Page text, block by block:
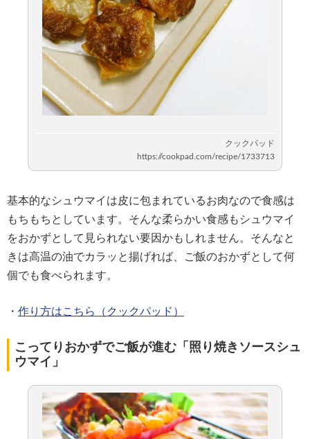
基本的なシュウマイは皮に包まれているお肉なので食感は
もちもちとしています。そんな柔らかい食感もシュウマイ
をおかずとして見られない要因かもしれません。そんなと
きは高温の油でカラッと揚げれば、ご飯のおかずとして何
個でも食べられます。
・ 作り方はこちら（クックパッド）
こってりおかずでご飯が進む「照り焼きソースシュ
ウマイ」